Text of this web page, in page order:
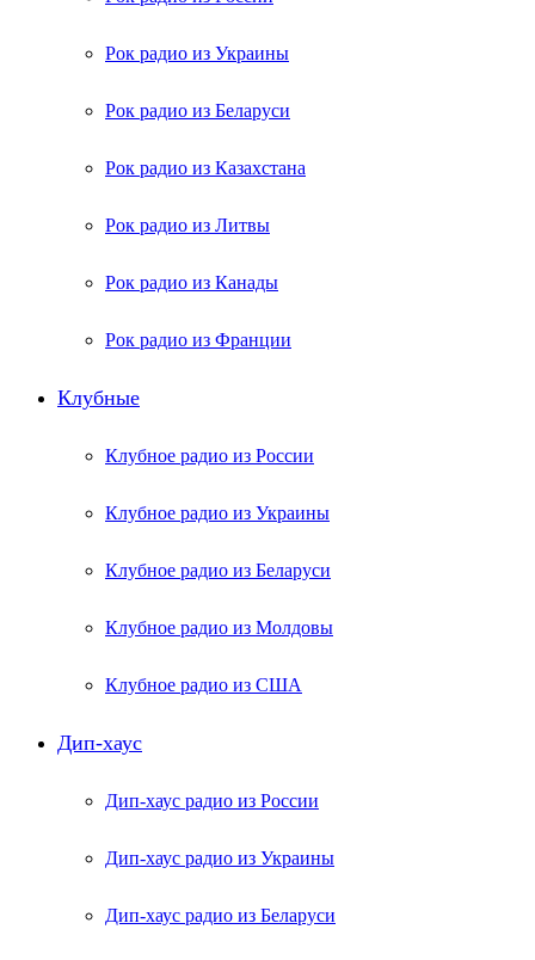
Рок радио из Украины
Рок радио из Беларуси
Рок радио из Казахстана
Рок радио из Литвы
Рок радио из Канады
Рок радио из Франции
Клубные
Клубное радио из России
Клубное радио из Украины
Клубное радио из Беларуси
Клубное радио из Молдовы
Клубное радио из США
Дип-хаус
Дип-хаус радио из России
Дип-хаус радио из Украины
Дип-хаус радио из Беларуси